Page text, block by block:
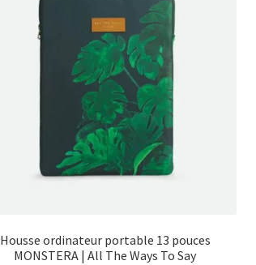
Housse ordinateur portable 13 pouces
MONSTERA | All The Ways To Say